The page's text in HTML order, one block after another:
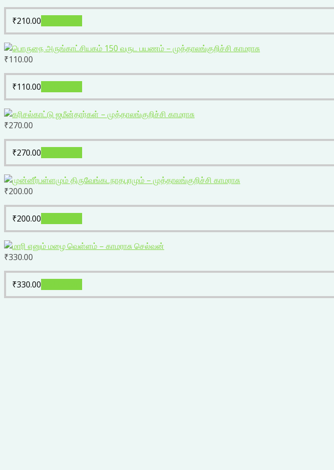
₹210.00
₹110.00
₹110.00
₹270.00
₹270.00
₹200.00
₹200.00
₹330.00
₹330.00